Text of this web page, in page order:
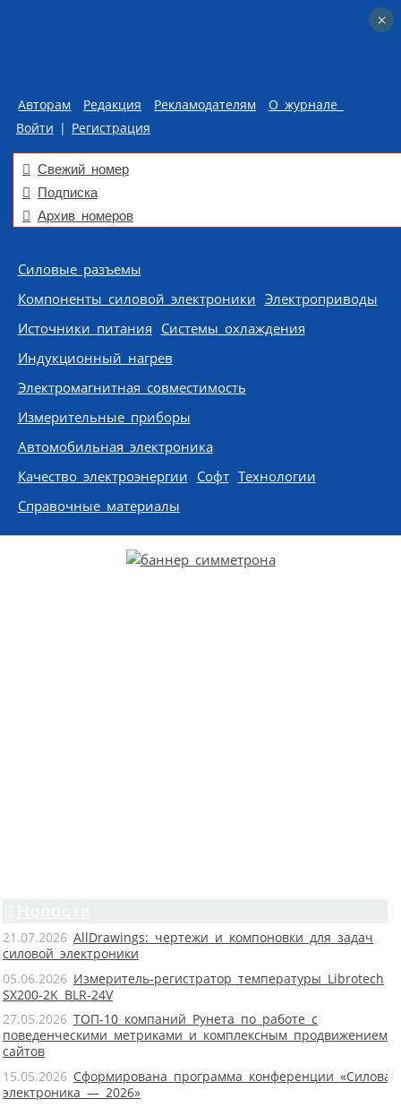
Авторам Редакция Рекламодателям
О журнале
Войти | Регистрация
Свежий номер
Подписка
Архив номеров
Skip to content
Силовые разъемы
Компоненты силовой электроники Электроприводы
Источники питания Системы охлаждения
Индукционный нагрев
Электромагнитная совместимость
Измерительные приборы
Автомобильная электроника
Качество электроэнергии Софт Технологии
Справочные материалы
21.07.2026 AllDrawings: чертежи и компоновки для задач
силовой электроники
05.06.2026 Измеритель-регистратор температуры Librotech
SX200-2K BLR-24V
27.05.2026 ТОП-10 компаний Рунета по работе с
поведенческими метриками и комплексным продвижением
сайтов
15.05.2026 Сформирована программа конференции «Силовая
электроника — 2026»
×
×